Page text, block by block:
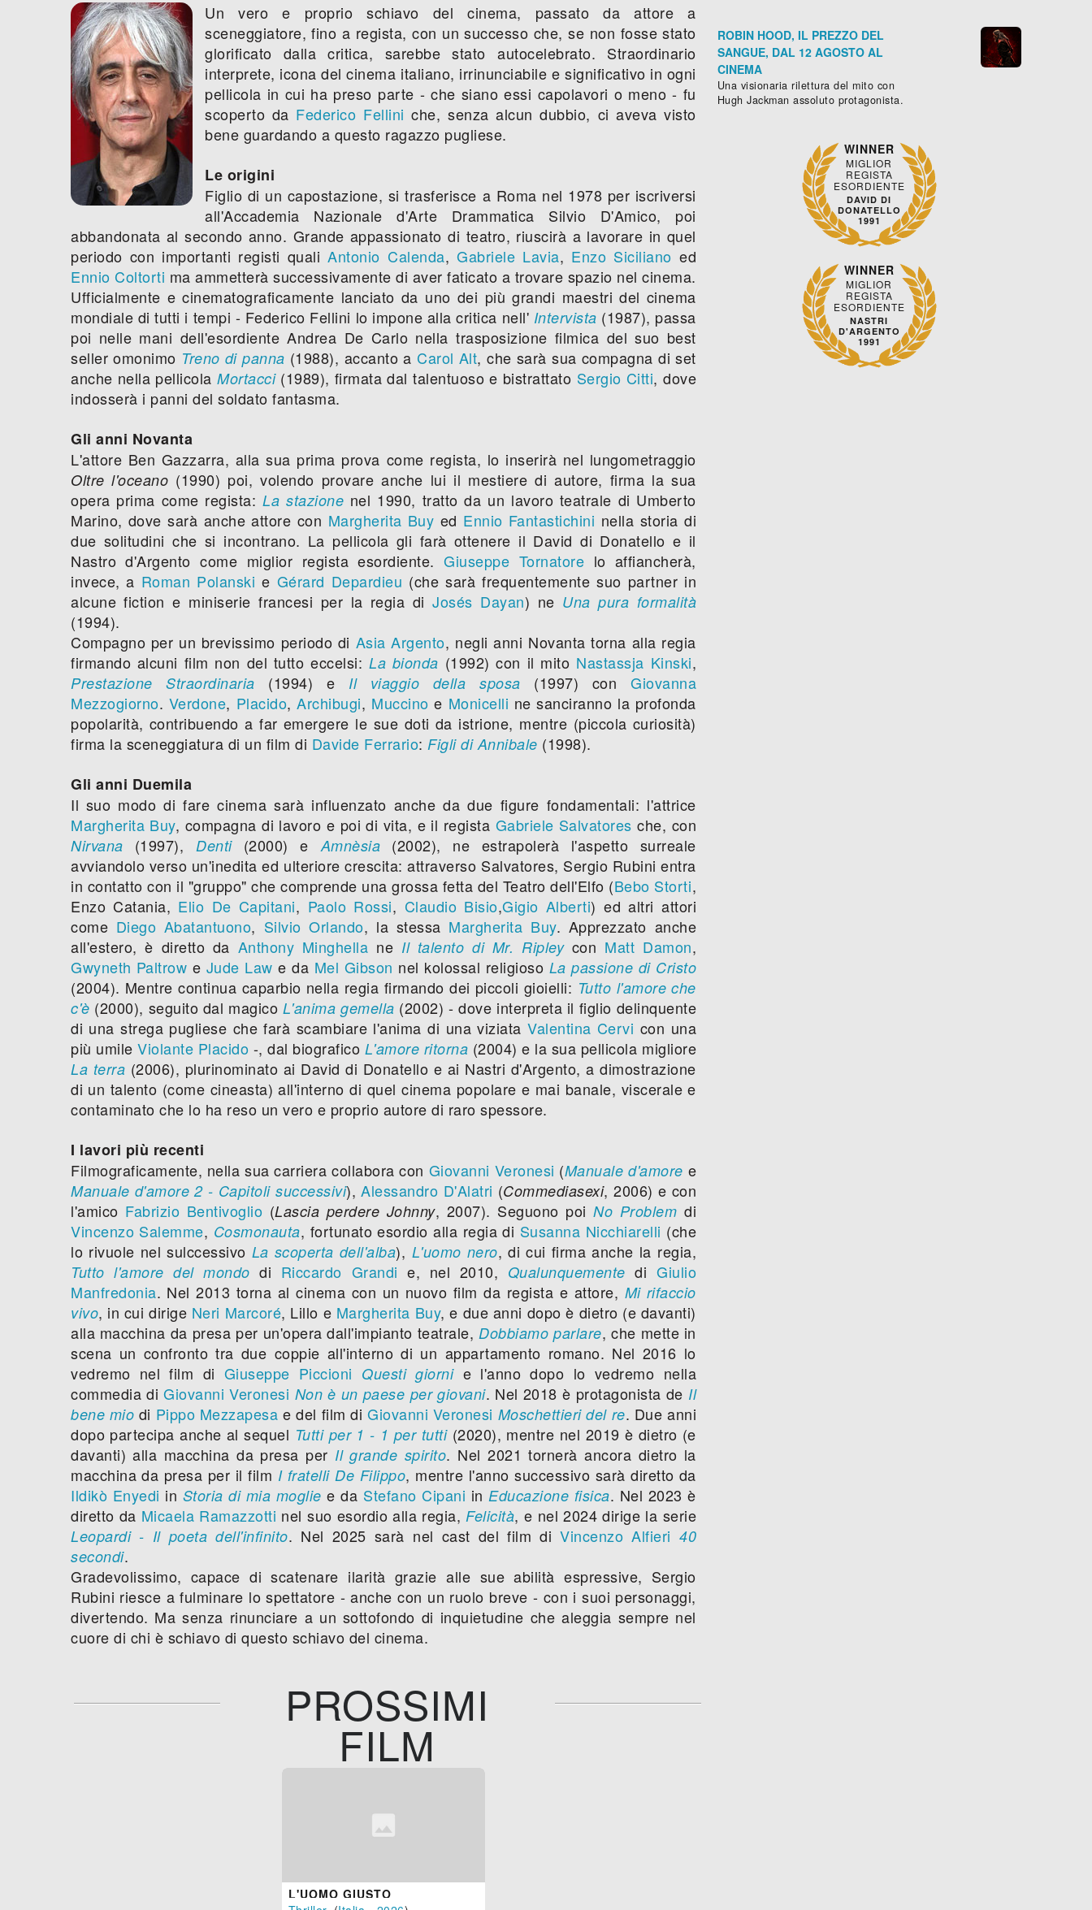
Un vero e proprio schiavo del cinema, passato da attore a
sceneggiatore, fino a regista, con un successo che, se non fosse stato
glorificato dalla critica, sarebbe stato autocelebrato. Straordinario
interprete, icona del cinema italiano, irrinunciabile e significativo in ogni
pellicola in cui ha preso parte - che siano essi capolavori o meno - fu
scoperto da Federico Fellini che, senza alcun dubbio, ci aveva visto
bene guardando a questo ragazzo pugliese.
Le origini
Figlio di un capostazione, si trasferisce a Roma nel 1978 per iscriversi
all'Accademia Nazionale d'Arte Drammatica Silvio D'Amico, poi
abbandonata al secondo anno. Grande appassionato di teatro, riuscirà a lavorare in quel
periodo con importanti registi qualiAntonio Calenda,Gabriele Lavia, Enzo Siciliano ed
Ennio Coltorti ma ammetterà successivamente di aver faticato a trovare spazio nel cinema.
Ufficialmente e cinematograficamente lanciato da uno dei più grandi maestri del cinema
mondiale di tutti i tempi - Federico Fellini lo impone alla critica nell' Intervista (1987), passa
poi nelle mani dell'esordiente Andrea De Carlo nella trasposizione filmica del suo best
seller omonimo Treno di panna (1988), accanto a Carol Alt, che sarà sua compagna di set
anche nella pellicola Mortacci(1989), firmata dal talentuoso e bistrattato Sergio Citti, dove
indosserà i panni del soldato fantasma.
Gli anni Novanta
L'attore Ben Gazzarra, alla sua prima prova come regista, lo inserirà nel lungometraggio
Oltre l'oceano (1990) poi, volendo provare anche lui il mestiere di autore, firma la sua
opera prima come regista:La stazione nel 1990, tratto da un lavoro teatrale di Umberto
Marino, dove sarà anche attore con Margherita Buy ed Ennio Fantastichini nella storia di
due solitudini che si incontrano. La pellicola gli farà ottenere il David di Donatello e il
Nastro d'Argento come miglior regista esordiente.Giuseppe Tornatore lo affiancherà,
invece, a Roman Polanski e Gérard Depardieu (che sarà frequentemente suo partner in
alcune fiction e miniserie francesi per la regia diJosés Dayan) ne Una pura formalità
(1994).
Compagno per un brevissimo periodo di Asia Argento, negli anni Novanta torna alla regia
firmando alcuni film non del tutto eccelsi: La bionda (1992) con il mito Nastassja Kinski,
Prestazione Straordinaria (1994) e Il viaggio della sposa (1997) conGiovanna
Mezzogiorno. Verdone, Placido,Archibugi, Muccino e Monicelli ne sanciranno la profonda
popolarità, contribuendo a far emergere le sue doti da istrione, mentre (piccola curiosità)
firma la sceneggiatura di un film di Davide Ferrario: Figli di Annibale (1998).
Gli anni Duemila
Il suo modo di fare cinema sarà influenzato anche da due figure fondamentali: l'attrice
Margherita Buy, compagna di lavoro e poi di vita, e il regista Gabriele Salvatores che, con
Nirvana (1997), Denti(2000) e Amnèsia (2002), ne estrapolerà l'aspetto surreale
avviandolo verso un'inedita ed ulteriore crescita: attraverso Salvatores, Sergio Rubini entra
in contatto con il "gruppo" che comprende una grossa fetta del Teatro dell'Elfo (Bebo Storti,
Enzo Catania, Elio De Capitani, Paolo Rossi, Claudio Bisio,Gigio Alberti) ed altri attori
come Diego Abatantuono, Silvio Orlando, la stessa Margherita Buy. Apprezzato anche
all'estero, è diretto da Anthony Minghella ne Il talento di Mr. Ripleycon Matt Damon,
Gwyneth Paltrow e Jude Law e da Mel Gibson nel kolossal religioso La passione di Cristo
(2004). Mentre continua caparbio nella regia firmando dei piccoli gioielli: Tutto l'amore che
c'è (2000), seguito dal magico L'anima gemella (2002) - dove interpreta il figlio delinquente
di una strega pugliese che farà scambiare l'anima di una viziataValentina Cervi con una
più umileViolante Placido -, dal biografico L'amore ritorna (2004) e la sua pellicola migliore
La terra (2006), plurinominato ai David di Donatello e ai Nastri d'Argento, a dimostrazione
di un talento (come cineasta) all'interno di quel cinema popolare e mai banale, viscerale e
contaminato che lo ha reso un vero e proprio autore di raro spessore.
I lavori più recenti
Filmograficamente, nella sua carriera collabora con Giovanni Veronesi (Manuale d'amore e
Manuale d'amore 2 - Capitoli successivi),Alessandro D'Alatri (Commediasexi, 2006) e con
l'amico Fabrizio Bentivoglio (Lascia perdere Johnny, 2007). Seguono poiNo Problem di
Vincenzo Salemme, Cosmonauta, fortunato esordio alla regia di Susanna Nicchiarelli (che
lo rivuole nel sulccessivo La scoperta dell'alba), L'uomo nero, di cui firma anche la regia,
Tutto l'amore del mondo di Riccardo Grandi e, nel 2010, Qualunquemente diGiulio
Manfredonia. Nel 2013 torna al cinema con un nuovo film da regista e attore, Mi rifaccio
vivo, in cui dirige Neri Marcoré, Lillo e Margherita Buy, e due anni dopo è dietro (e davanti)
alla macchina da presa per un'opera dall'impianto teatrale, Dobbiamo parlare, che mette in
scena un confronto tra due coppie all'interno di un appartamento romano. Nel 2016 lo
vedremo nel film di Giuseppe Piccioni Questi giornie l'anno dopo lo vedremo nella
commedia diGiovanni Veronesi Non è un paese per giovani. Nel 2018 è protagonista de Il
bene mio di Pippo Mezzapesa e del film diGiovanni Veronesi Moschettieri del re. Due anni
dopo partecipa anche al sequel Tutti per 1 - 1 per tutti(2020), mentre nel 2019 è dietro (e
davanti) alla macchina da presa per Il grande spirito. Nel 2021 tornerà ancora dietro la
macchina da presa per il film I fratelli De Filippo, mentre l'anno successivo sarà diretto da
Ildikò Enyedi in Storia di mia moglie e da Stefano Cipani in Educazione fisica. Nel 2023 è
diretto da Micaela Ramazzotti nel suo esordio alla regia, Felicità, e nel 2024 dirige la serie
Leopardi - Il poeta dell'infinito. Nel 2025 sarà nel cast del film diVincenzo Alfieri 40
secondi.
Gradevolissimo, capace di scatenare ilarità grazie alle sue abilità espressive, Sergio
Rubini riesce a fulminare lo spettatore - anche con un ruolo breve - con i suoi personaggi,
divertendo. Ma senza rinunciare a un sottofondo di inquietudine che aleggia sempre nel
cuore di chi è schiavo di questo schiavo del cinema.
PROSSIMI
FILM
L'UOMO GIUSTO
ROBIN HOOD, IL PREZZO DEL
SANGUE, DAL 12 AGOSTO AL
CINEMA
Una visionaria rilettura del mito con
Hugh Jackman assoluto protagonista.
WINNER
MIGLIOR
REGISTA
ESORDIENTE
DAVID DI
DONATELLO
1991
WINNER
MIGLIOR
REGISTA
ESORDIENTE
NASTRI
D'ARGENTO
1991